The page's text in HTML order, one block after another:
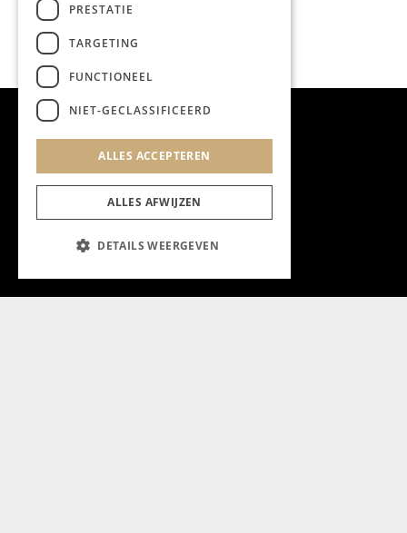
PRESTATIE
TARGETING
FUNCTIONEEL
NIET-GECLASSIFICEERD
ALLES ACCEPTEREN
ALLES AFWIJZEN
DETAILS WEERGEVEN